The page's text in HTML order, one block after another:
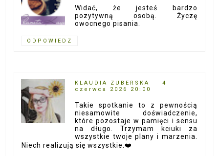
Widać, że jesteś bardzo
pozytywną osobą. Życzę
owocnego pisania.
ODPOWIEDZ
KLAUDIA ZUBERSKA
4
czerwca 2026 20:00
Takie spotkanie to z pewnością
niesamowite doświadczenie,
które pozostaje w pamięci i sensu
na długo. Trzymam kciuki za
wszystkie twoje plany i marzenia.
Niech realizują się wszystkie.❤️